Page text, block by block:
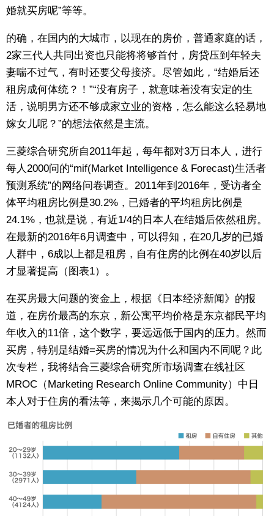
婚就买房呢”等等。
的确，在国内的大城市，以现在的房价，普通家庭的话，
2家三代人共同出资也只能将将够首付，房贷压到年轻夫
妻喘不过气，有时还要父母接济。尽管如此，“结婚后还
租房成何体统？！”“没有房子，就意味着没有安定的生
活，说明男方还不够成家立业的资格，怎么能这么轻易地
嫁女儿呢？”的想法依然是主流。
三菱综合研究所自2011年起，每年都对3万日本人，进行
每人2000问的“mif(Market Intelligence & Forecast)生活者
预测系统”的网络问卷调查。2011年到2016年，受访者全
体平均租房比例是30.2%，已婚者的平均租房比例是
24.1%，也就是说，有近1/4的日本人在结婚后依然租房。
在最新的2016年6月调查中，可以得知，在20几岁的已婚
人群中，6成以上都是租房，自有住房的比例在40岁以后
才显著提高（图表1）。
在买房最大问题的资金上，根据《日本经济新闻》的报
道，在房价最高的东京，新公寓平均价格是东京都民平均
年收入的11倍，这个数字，要远远低于国内的压力。然而
买房，特别是结婚=买房的情况为什么和国内不同呢？此
次专栏，我将结合三菱综合研究所市场调查在线社区
MROC（Marketing Research Online Community）中日
本人对于住房的看法等，来揭示几个可能的原因。